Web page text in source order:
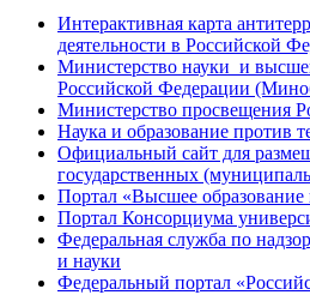
Интерактивная карта
деятельности в Российской
Министерство науки и
Российской Федерации
Министерство просвещения
Наука и образование против
Официальный сайт для
государственных
Портал «Высшее образование
Портал Консорциума
Федеральная служба по
и науки
Федеральный портал